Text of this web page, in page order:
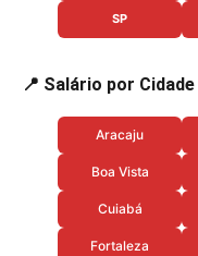
SP
📍 Salário por Cidade
Aracaju
Boa Vista
Cuiabá
Fortaleza